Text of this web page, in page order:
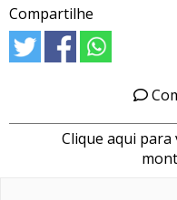
Compartilhe
Clique aqui para